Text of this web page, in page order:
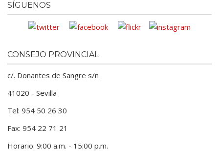
SÍGUENOS
CONSEJO PROVINCIAL
c/. Donantes de Sangre s/n
41020 - Sevilla
Tel: 954 50 26 30
Fax: 954 22 71 21
Horario: 9:00 a.m. - 15:00 p.m.